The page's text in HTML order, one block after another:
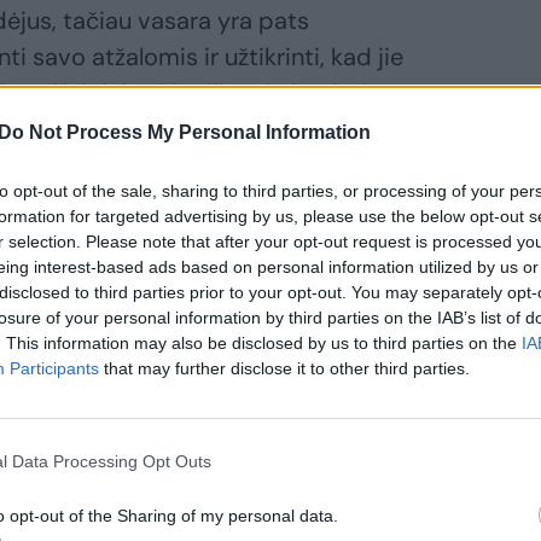
Do Not Process My Personal Information
opt-out of the sale, sharing to third parties, or processing of your
for targeted advertising by us, please use the below opt-out
selection. Please note that after your opt-out request is processed
interest-based ads based on personal information utilized by us
to third parties prior to your opt-out. You may separately
of your personal information by third parties on the IAB’s list of
This information may also be disclosed by us to third parties on the
Participants that may further disclose it to other third parties.
Data Processing Opt Outs
opt-out of the Sharing of my personal data.
tačiau vasara yra pats
savo atžalomis ir užtikrinti, kad jie
skiepijimų kalendorių
tik išvengsite bereikalingų eilių, bet
visuomenės imunitetu nuo įvairių
Nacionalinio visuomenės
ligų valdymo skyriaus vyriausioji
vėjaraupiais pasižymi itin